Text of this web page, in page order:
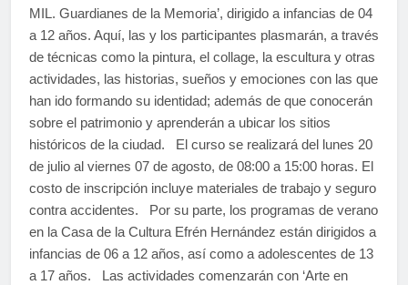
MIL. Guardianes de la Memoria’, dirigido a infancias de 04
a 12 años. Aquí, las y los participantes plasmarán, a través
de técnicas como la pintura, el collage, la escultura y otras
actividades, las historias, sueños y emociones con las que
han ido formando su identidad; además de que conocerán
sobre el patrimonio y aprenderán a ubicar los sitios
históricos de la ciudad. El curso se realizará del lunes 20
de julio al viernes 07 de agosto, de 08:00 a 15:00 horas. El
costo de inscripción incluye materiales de trabajo y seguro
contra accidentes. Por su parte, los programas de verano
en la Casa de la Cultura Efrén Hernández están dirigidos a
infancias de 06 a 12 años, así como a adolescentes de 13
a 17 años. Las actividades comenzarán con ‘Arte en